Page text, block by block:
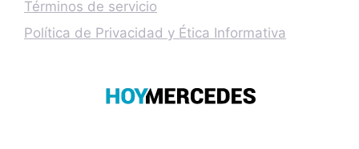
Términos de servicio
Política de Privacidad y Ética Informativa